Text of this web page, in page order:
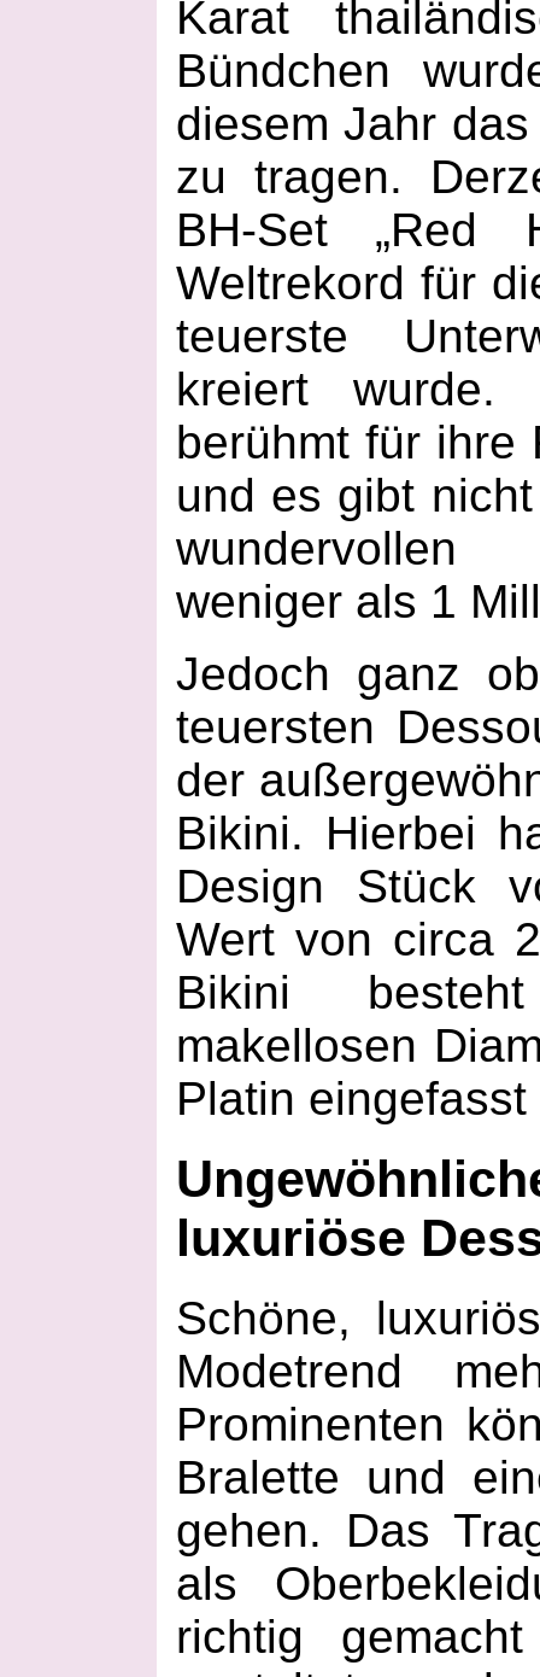
Karat
Bündchen
diesem Jahr
zu tragen.
BH-Set „Red
Weltrekord für
teuerste
kreiert wurde.
berühmt für ihre
und es gibt
wundervollen
weniger als 1
Jedoch ganz
teuersten
der
Bikini. Hierbei
Design Stück
Wert von circa
Bikini
makellosen
Platin eingefasst
luxuriöse
Schöne,
Modetrend
Prominenten
Bralette und
gehen. Das
als
richtig